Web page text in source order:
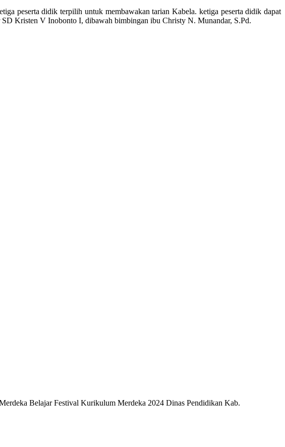
peserta didik terpilih untuk membawakan tarian Kabela. ketiga peserta didik dapat
SD Kristen V Inobonto I, dibawah bimbingan ibu Christy N. Munandar, S.Pd.
Belajar Festival Kurikulum Merdeka 2024 Dinas Pendidikan Kab.